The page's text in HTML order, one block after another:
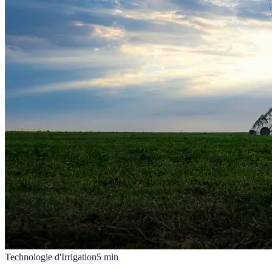
Technologie d'Irrigation5 min